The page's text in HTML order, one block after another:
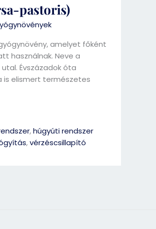
pastoris)
amelyet főként
használnak. Neve a
Évszázadok óta
is elismert természetes
,húgyúti rendszer
,vérzéscsillapító